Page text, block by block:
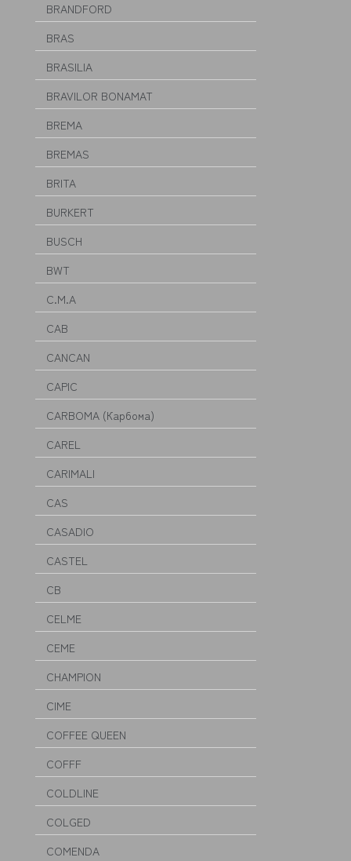
BRANDFORD
BRAS
BRASILIA
BRAVILOR BONAMAT
BREMA
BREMAS
BRITA
BURKERT
BUSCH
BWT
C.M.A
CAB
CANCAN
CAPIC
CARBOMA (Карбома)
CAREL
CARIMALI
CAS
CASADIO
CASTEL
CB
CELME
CEME
CHAMPION
CIME
COFFEE QUEEN
COFFF
COLDLINE
COLGED
COMENDA